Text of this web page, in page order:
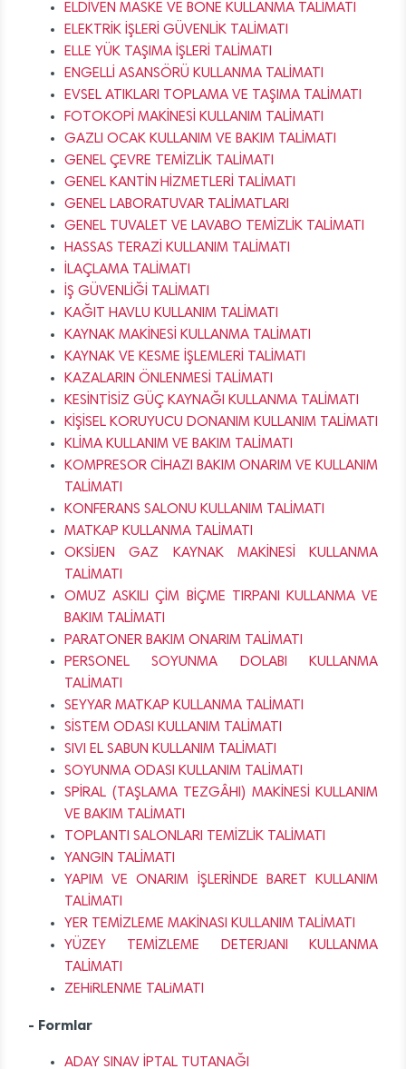
ELDİVEN MASKE VE BONE KULLANMA TALİMATI
ELEKTRİK İŞLERİ GÜVENLİK TALİMATI
ELLE YÜK TAŞIMA İŞLERİ TALİMATI
ENGELLİ ASANSÖRÜ KULLANMA TALİMATI
EVSEL ATIKLARI TOPLAMA VE TAŞIMA TALİMATI
FOTOKOPİ MAKİNESİ KULLANIM TALİMATI
GAZLI OCAK KULLANIM VE BAKIM TALİMATI
GENEL ÇEVRE TEMİZLİK TALİMATI
GENEL KANTİN HİZMETLERİ TALİMATI
GENEL LABORATUVAR TALİMATLARI
GENEL TUVALET VE LAVABO TEMİZLİK TALİMATI
HASSAS TERAZİ KULLANIM TALİMATI
İLAÇLAMA TALİMATI
İŞ GÜVENLİĞİ TALİMATI
KAĞIT HAVLU KULLANIM TALİMATI
KAYNAK MAKİNESİ KULLANMA TALİMATI
KAYNAK VE KESME İŞLEMLERİ TALİMATI
KAZALARIN ÖNLENMESİ TALİMATI
KESİNTİSİZ GÜÇ KAYNAĞI KULLANMA TALİMATI
KİŞİSEL KORUYUCU DONANIM KULLANIM TALİMATI
KLİMA KULLANIM VE BAKIM TALİMATI
KOMPRESOR CİHAZI BAKIM ONARIM VE KULLANIM
TALİMATI
KONFERANS SALONU KULLANIM TALİMATI
MATKAP KULLANMA TALİMATI
OKSİJEN GAZ KAYNAK MAKİNESİ KULLANMA
TALİMATI
OMUZ ASKILI ÇİM BİÇME TIRPANI KULLANMA VE
BAKIM TALİMATI
PARATONER BAKIM ONARIM TALİMATI
PERSONEL SOYUNMA DOLABI KULLANMA
TALİMATI
SEYYAR MATKAP KULLANMA TALİMATI
SİSTEM ODASI KULLANIM TALİMATI
SIVI EL SABUN KULLANIM TALİMATI
SOYUNMA ODASI KULLANIM TALİMATI
SPİRAL (TAŞLAMA TEZGÂHI) MAKİNESİ KULLANIM
VE BAKIM TALİMATI
TOPLANTI SALONLARI TEMİZLİK TALİMATI
YANGIN TALİMATI
YAPIM VE ONARIM İŞLERİNDE BARET KULLANIM
TALİMATI
YER TEMİZLEME MAKİNASI KULLANIM TALİMATI
YÜZEY TEMİZLEME DETERJANI KULLANMA
TALİMATI
ZEHiRLENME TALiMATI
- Formlar
ADAY SINAV İPTAL TUTANAĞI